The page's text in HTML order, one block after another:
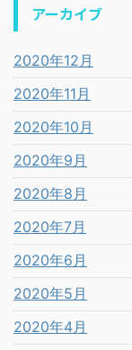
アーカイブ
2020年12月
2020年11月
2020年10月
2020年9月
2020年8月
2020年7月
2020年6月
2020年5月
2020年4月